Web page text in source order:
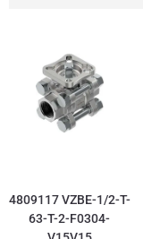
4809117 VZBE-1/2-T-
63-T-2-F0304-